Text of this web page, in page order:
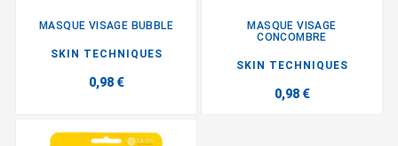
MASQUE VISAGE BUBBLE
SKIN TECHNIQUES
0,98 €
MASQUE VISAGE
CONCOMBRE
SKIN TECHNIQUES
0,98 €